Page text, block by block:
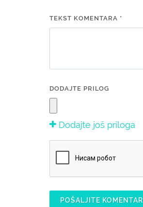
TEKST KOMENTARA *
DODAJTE PRILOG
Dodajte još priloga
POŠALJITE KOMENTAR